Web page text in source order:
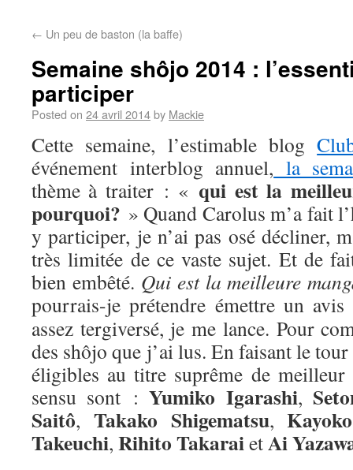
← Un peu de baston (la baffe)
Semaine shôjo 2014 :
participer
Posted on 24 avril 2014by Mackie
Cette semaine, l’estimable blog
événement interblog annuel, la
thème à traiter : « qui est la
pourquoi? » Quand Carolus m’a fait
y participer, je n’ai pas osé décliner,
très limitée de ce vaste sujet. Et de
bien embêté. Qui est la meilleure
pourrais-je prétendre émettre un
assez tergiversé, je me lance. Pour
des shôjo que j’ai lus. En faisant le tour
éligibles au titre suprême de
sensu sont :Yumiko Igarashi,
Saitô, Takako Shigematsu,Kayoko
Takeuchi, Rihito TakaraietAi